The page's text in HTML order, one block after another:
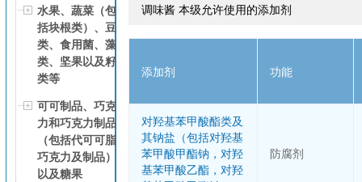
水果、蔬菜（包
括块根类）、豆
类、食用菌、藻
类、坚果以及籽
类等
可可制品、巧克
力和巧克力制品
（包括代可可脂
巧克力及制品）
以及糖果
调味酱 本级允许使用的添加剂
添加剂 功能
对羟基苯甲酸酯类及
其钠盐（包括对羟基
苯甲酸甲酯钠，对羟
基苯甲酸乙酯，对羟
防腐剂